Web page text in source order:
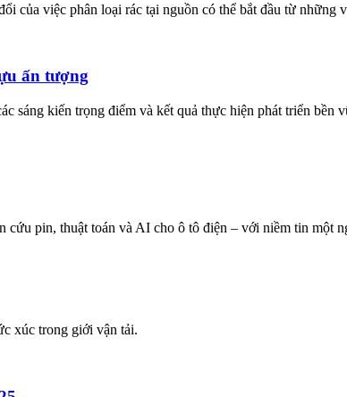
của việc phân loại rác tại nguồn có thể bắt đầu từ những
ấn tượng
sáng kiến trọng điểm và kết quả thực hiện phát triển bền
pin, thuật toán và AI cho ô tô điện – với niềm tin một
xúc trong giới vận tải.